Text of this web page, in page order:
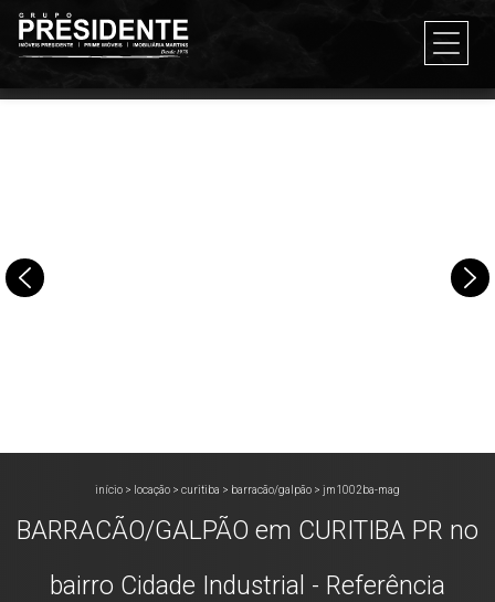
início > locação > curitiba > barracão/galpão > jm1002ba-mag
BARRACÃO/GALPÃO em CURITIBA PR no
bairro Cidade Industrial - Referência